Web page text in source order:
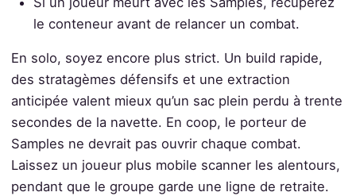
le conteneur avant de relancer un combat.
En solo, soyez encore plus strict. Un build rapide,
des stratagèmes défensifs et une extraction
anticipée valent mieux qu’un sac plein perdu à trente
secondes de la navette. En coop, le porteur de
Samples ne devrait pas ouvrir chaque combat.
Laissez un joueur plus mobile scanner les alentours,
pendant que le groupe garde une ligne de retraite.